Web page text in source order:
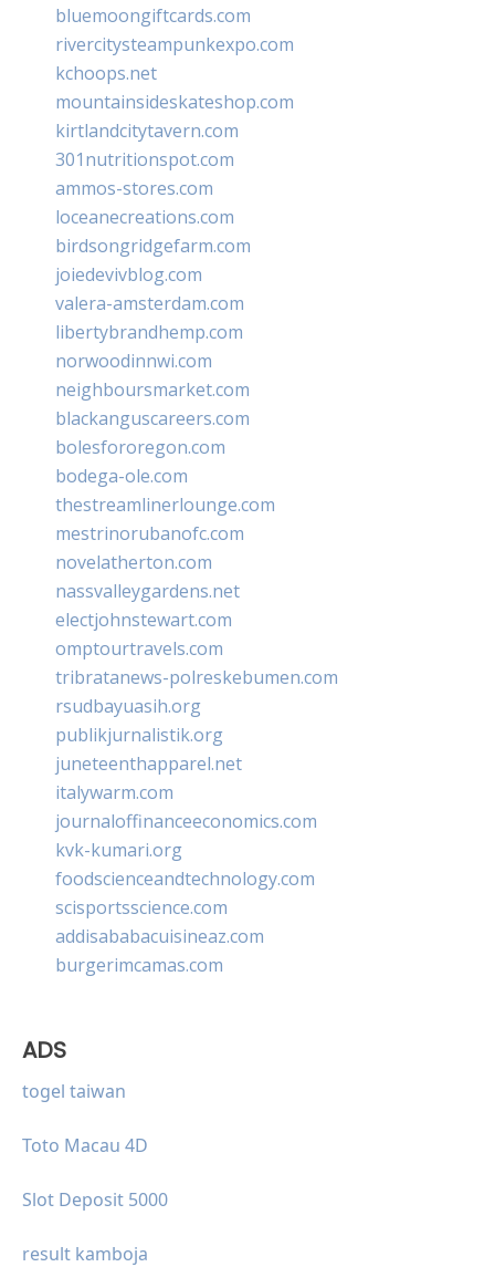
bluemoongiftcards.com
rivercitysteampunkexpo.com
kchoops.net
mountainsideskateshop.com
kirtlandcitytavern.com
301nutritionspot.com
ammos-stores.com
loceanecreations.com
birdsongridgefarm.com
joiedevivblog.com
valera-amsterdam.com
libertybrandhemp.com
norwoodinnwi.com
neighboursmarket.com
blackanguscareers.com
bolesfororegon.com
bodega-ole.com
thestreamlinerlounge.com
mestrinorubanofc.com
novelatherton.com
nassvalleygardens.net
electjohnstewart.com
omptourtravels.com
tribratanews-polreskebumen.com
rsudbayuasih.org
publikjurnalistik.org
juneteenthapparel.net
italywarm.com
journaloffinanceeconomics.com
kvk-kumari.org
foodscienceandtechnology.com
scisportsscience.com
addisababacuisineaz.com
burgerimcamas.com
ADS
togel taiwan
Toto Macau 4D
Slot Deposit 5000
result kamboja